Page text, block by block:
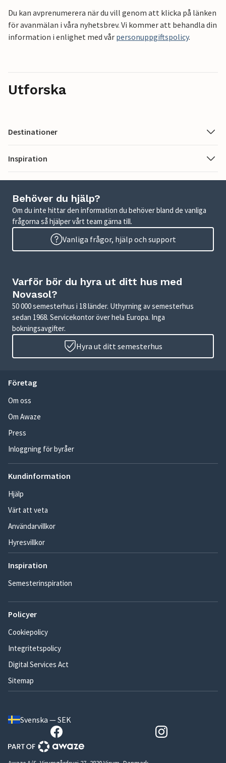
Du kan avprenumerera när du vill genom att klicka på länken
för avanmälan i våra nyhetsbrev. Vi kommer att behandla din
information i enlighet med vår personuppgiftspolicy.
Utforska
Destinationer
Inspiration
Behöver du hjälp?
Om du inte hittar den information du behöver bland de vanliga
frågorna så hjälper vårt team gärna till.
Vanliga frågor, hjälp och support
Varför bör du hyra ut ditt hus med
Novasol?
50 000 semesterhus i 18 länder. Uthyrning av semesterhus
sedan 1968. Servicekontor över hela Europa. Inga
bokningsavgifter.
Hyra ut ditt semesterhus
Företag
Om oss
Om Awaze
Press
Inloggning för byråer
Kundinformation
Hjälp
Värt att veta
Användarvillkor
Hyresvillkor
Inspiration
Semesterinspiration
Policyer
Cookiepolicy
Integritetspolicy
Digital Services Act
Sitemap
Svenska — SEK